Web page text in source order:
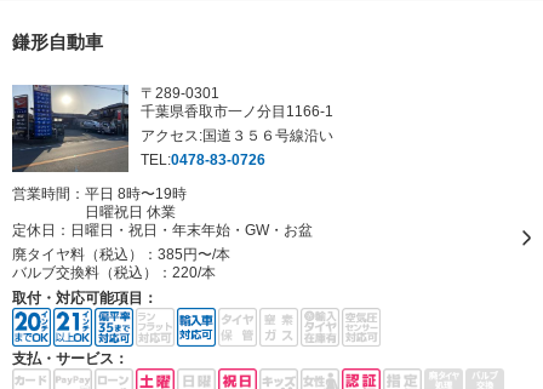
鎌形自動車
〒289-0301
千葉県香取市一ノ分目1166-1
アクセス:国道３５６号線沿い
TEL:0478-83-0726
営業時間：平日 8時〜19時
日曜祝日 休業
定休日： 日曜日・祝日・年末年始・GW・お盆
廃タイヤ料（税込）： 385円〜/本
バルブ交換料（税込）： 220/本
取付・対応可能項目：
支払・サービス：